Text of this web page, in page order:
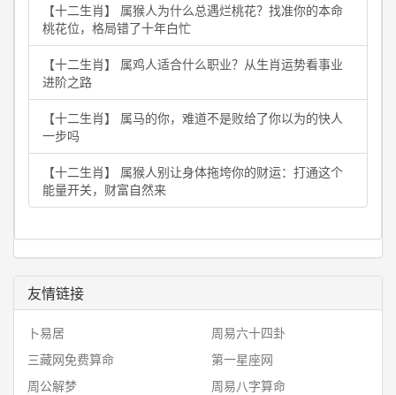
【十二生肖】 属猴人为什么总遇烂桃花？找准你的本命
桃花位，格局错了十年白忙
【十二生肖】 属鸡人适合什么职业？从生肖运势看事业
进阶之路
【十二生肖】 属马的你，难道不是败给了你以为的快人
一步吗
【十二生肖】 属猴人别让身体拖垮你的财运：打通这个
能量开关，财富自然来
友情链接
卜易居
周易六十四卦
三藏网免费算命
第一星座网
周公解梦
周易八字算命